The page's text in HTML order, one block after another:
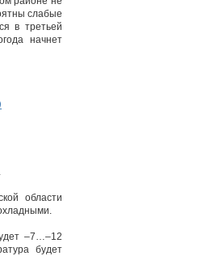
слабые
в третьей
начнет
области
–7…–12
будет